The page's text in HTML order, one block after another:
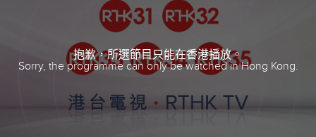
抱歉，所選節目只能在香港播放。
Sorry, the programme can only be watched in Hong Kong.